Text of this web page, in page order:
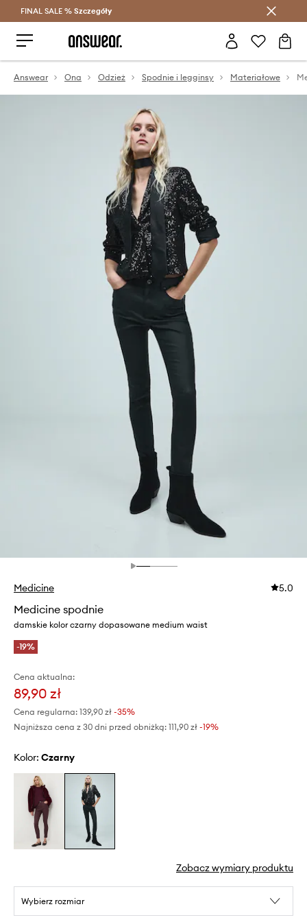
Oszczędzaj z Answear Club >
FINAL SALE % Szczegóły
Answear Ona Odzież Spodnie i legginsy Materiałowe
Medicine 5.0
Medicine spodnie
damskie kolor czarny dopasowane medium waist
-19%
Cena aktualna:
89,90 zł
Cena regularna: 139,90 zł -35%
Najniższa cena z 30 dni przed obniżką: 111,90 zł -19%
Kolor: czarny
Zobacz wymiary produktu
Wybierz rozmiar